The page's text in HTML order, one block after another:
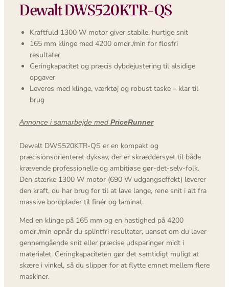
Dewalt DWS520KTR-QS
Kraftfuld 1300 W motor giver stabile, hurtige snit
165 mm klinge med 4200 omdr./min for flosfri
resultater
Geringkapacitet og præcis dybdejustering til alsidige
opgaver
Leveres med klinge, værktøj og robust taske – klar til
brug
Annonce i samarbejde med PriceRunner
Dewalt DWS520KTR-QS er en kompakt og
præcisionsorienteret dyksav, der er skræddersyet til både
krævende professionelle og ambitiøse gør-det-selv-folk.
Den stærke 1300 W motor (690 W udgangseffekt) leverer
den kraft, du har brug for til at lave lange, rene snit i alt fra
massive bordplader til finér og laminat.
Med en klinge på 165 mm og en hastighed på 4200
omdr./min opnår du splintfri resultater, uanset om du laver
gennemgående snit eller præcise udsparinger midt i
materialet. Geringkapaciteten gør det samtidigt muligt at
skære i vinkel, så du slipper for at flytte emnet mellem flere
maskiner.